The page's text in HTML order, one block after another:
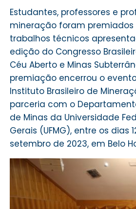
Estudantes, professores e
mineração foram premiados
trabalhos técnicos
edição do Congresso
Céu Aberto e Minas
premiação encerrou o
Instituto Brasileiro de
parceria com o
de Minas da Universidade
Gerais (UFMG), entre os dias
setembro de 2023, em Belo